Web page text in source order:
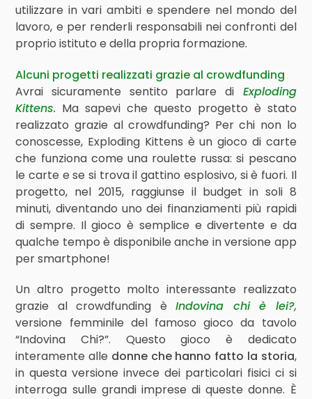
utilizzare in vari ambiti e spendere nel mondo del
lavoro, e per renderli responsabili nei confronti del
proprio istituto e della propria formazione.
Alcuni progetti realizzati grazie al crowdfunding
Avrai sicuramente sentito parlare di Exploding
Kittens. Ma sapevi che questo progetto è stato
realizzato grazie al crowdfunding? Per chi non lo
conoscesse, Exploding Kittens è un gioco di carte
che funziona come una roulette russa: si pescano
le carte e se si trova il gattino esplosivo, si è fuori. Il
progetto, nel 2015, raggiunse il budget in soli 8
minuti, diventando uno dei finanziamenti più rapidi
di sempre. Il gioco è semplice e divertente e da
qualche tempo è disponibile anche in versione app
per smartphone!
Un altro progetto molto interessante realizzato
grazie al crowdfunding èIndovina chi è lei?,
versione femminile del famoso gioco da tavolo
“Indovina Chi?”. Questo gioco è dedicato
interamente alle donne che hanno fatto la storia,
in questa versione invece dei particolari fisici ci si
interroga sulle grandi imprese di queste donne. È